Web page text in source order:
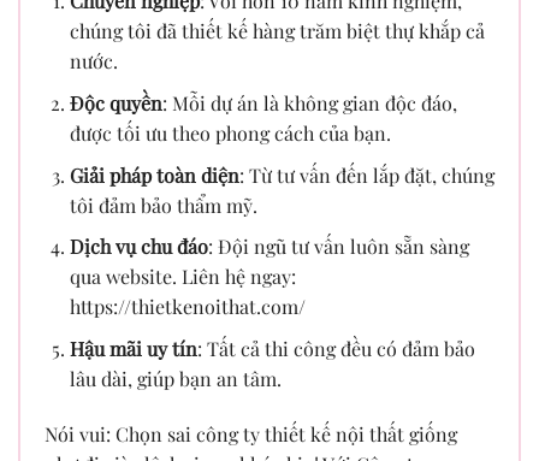
chúng tôi đã thiết kế hàng trăm biệt thự khắp cả
nước.
Độc quyền: Mỗi dự án là không gian độc đáo,
được tối ưu theo phong cách của bạn.
Giải pháp toàn diện: Từ tư vấn đến lắp đặt, chúng
tôi đảm bảo thẩm mỹ.
Dịch vụ chu đáo: Đội ngũ tư vấn luôn sẵn sàng
qua website. Liên hệ ngay:
https://thietkenoithat.com/
Hậu mãi uy tín: Tất cả thi công đều có đảm bảo
lâu dài, giúp bạn an tâm.
Nói vui: Chọn sai công ty thiết kế nội thất giống